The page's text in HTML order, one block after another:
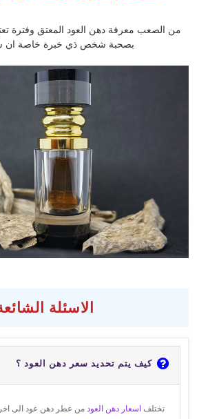
من الصعب معرفة دهن العود المعتق وفترة
بصحبة شخص ذي خبرة خاصة ان
الاسئلة
كيف يتم تحديد سعر دهن العود ؟
تختلفاسعار دهن العود من عطر دهن عود الى اخر